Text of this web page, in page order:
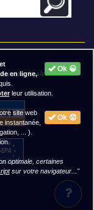
légales
Ok 😀
en ligne,
leur utilisation.
Ok 😟
site web
instantanée,
... ).
optimale, certaines
sur votre navigateur..."